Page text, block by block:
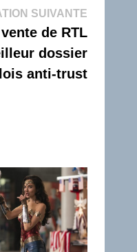
SUIVANTEPublication
de RTL
dossier
anti-trust